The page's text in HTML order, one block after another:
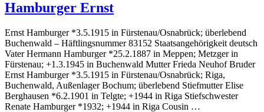
Hamburger Ernst
Ernst Hamburger *3.5.1915 in Fürstenau/Osnabrück; überlebend
Buchenwald – Häftlingsnummer 83152 Staatsangehörigkeit deutsch
Vater Hermann Hamburger *25.2.1887 in Meppen; Metzger in
Fürstenau; +1.3.1945 in Buchenwald Mutter Frieda Neuhof Bruder
Ernst Hamburger *3.5.1915 in Fürstenau/Osnabrück; Riga,
Buchenwald, Außenlager Bochum; überlebend Stiefmutter Elise
Berghausen *6.2.1901 in Telgte; +1944 in Riga Stiefschwester
Renate Hamburger *1932; +1944 in Riga Cousin …